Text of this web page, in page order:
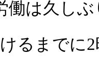
働は久しぶ
るまでに